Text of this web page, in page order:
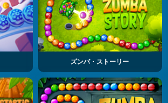
ズンバ・ストーリー